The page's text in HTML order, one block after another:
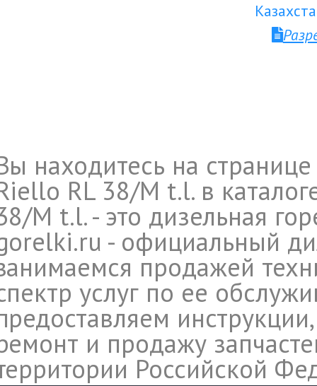
находитесь на
RL 38/M t.l. в
M t.l. - это дизельная
- официальный
продажей
услуг по ее
и продажу
Российской